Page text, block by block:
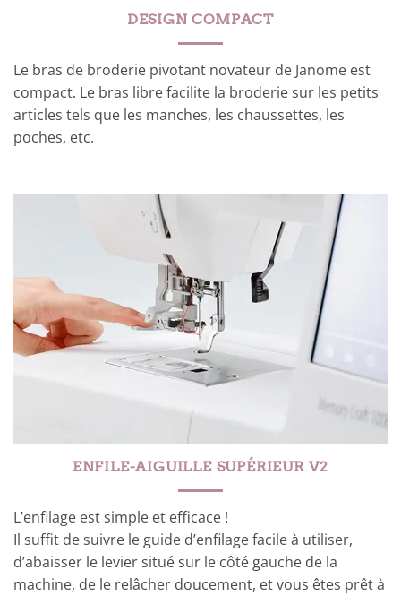
DESIGN COMPACT
Le bras de broderie pivotant novateur de Janome est
compact. Le bras libre facilite la broderie sur les petits
articles tels que les manches, les chaussettes, les
poches, etc.
ENFILE-AIGUILLE SUPÉRIEUR V2
L’enfilage est simple et efficace !
Il suffit de suivre le guide d’enfilage facile à utiliser,
d’abaisser le levier situé sur le côté gauche de la
machine, de le relâcher doucement, et vous êtes prêt à